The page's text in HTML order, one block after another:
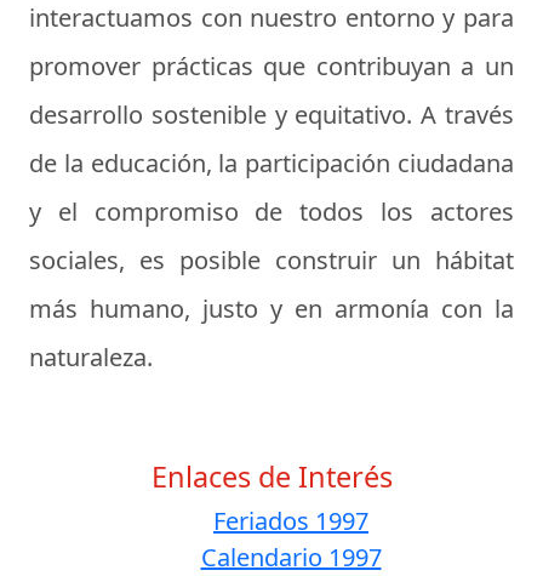
interactuamos con nuestro entorno y para
promover prácticas que contribuyan a un
desarrollo sostenible y equitativo. A través
de la educación, la participación ciudadana
y el compromiso de todos los actores
sociales, es posible construir un hábitat
más humano, justo y en armonía con la
naturaleza.
Enlaces de Interés
Feriados 1997
Calendario 1997